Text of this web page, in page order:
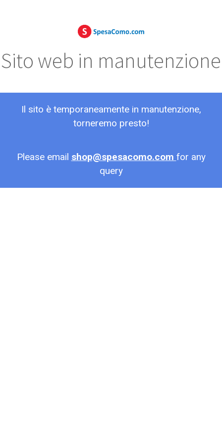
Sito web in manutenzione
Il sito è temporaneamente in manutenzione,
torneremo presto!
Please email shop@spesacomo.com for any
query